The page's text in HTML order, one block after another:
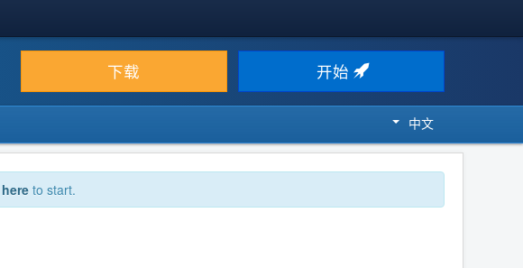
下载 开始
中文
here to start.